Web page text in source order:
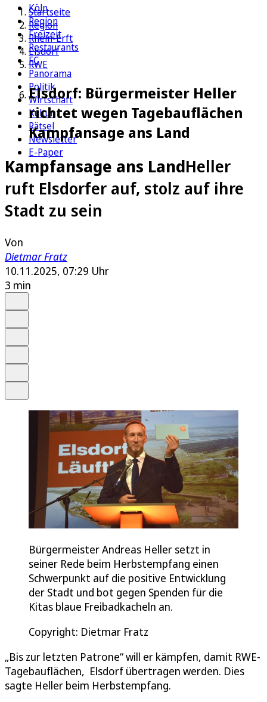
Köln
Region
Freizeit
Restaurants
FC
Panorama
Politik
Wirtschaft
Kultur
Rätsel
Newsletter
E-Paper
Startseite
Region
Rhein-Erft
Elsdorf
RWE
Elsdorf: Bürgermeister Heller
richtet wegen Tagebauflächen
Kampfansage ans Land
Kampfansage ans LandHeller
ruft Elsdorfer auf, stolz auf ihre
Stadt zu sein
Von
Dietmar Fratz
10.11.2025, 07:29 Uhr
3 min
Bürgermeister Andreas Heller setzt in
seiner Rede beim Herbstempfang einen
Schwerpunkt auf die positive Entwicklung
der Stadt und bot gegen Spenden für die
Kitas blaue Freibadkacheln an.
Copyright: Dietmar Fratz
„Bis zur letzten Patrone“ will er kämpfen, damit RWE-
Tagebauflächen, Elsdorf übertragen werden. Dies
sagte Heller beim Herbstempfang.